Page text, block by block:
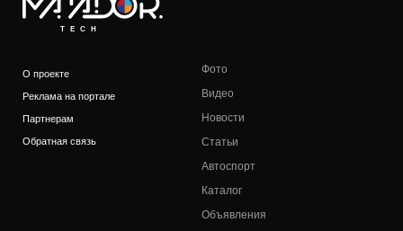
TECH
О проекте
Реклама на портале
Партнерам
Обратная связь
Фото
Видео
Новости
Статьи
Автоспорт
Каталог
Объявления